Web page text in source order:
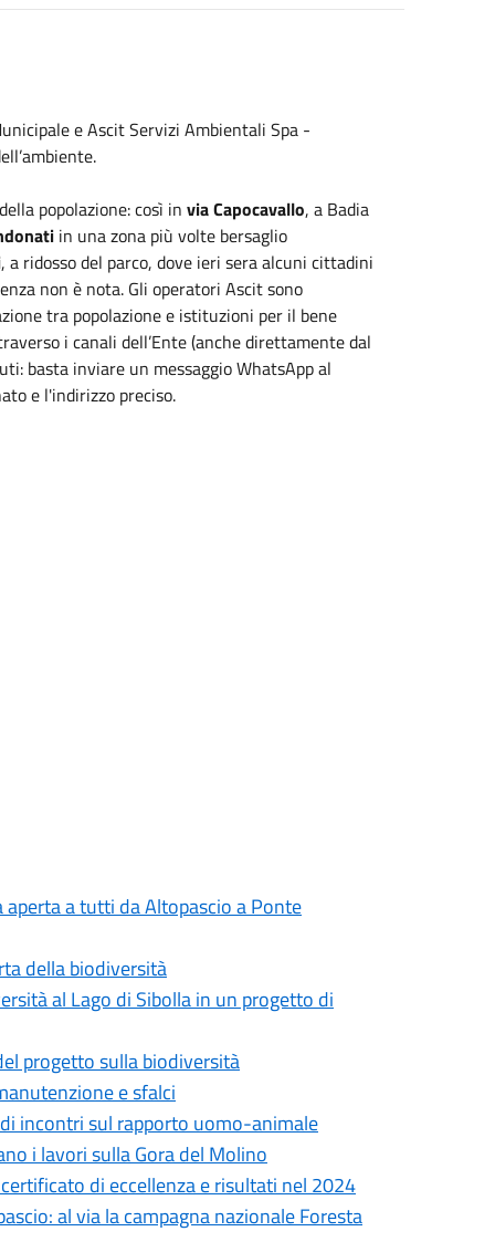
e Ascit Servizi Ambientali Spa -
popolazione: così in via Capocavallo, a Badia
in una zona più volte bersaglio
, a ridosso del parco, dove ieri sera alcuni cittadini
non è nota. Gli operatori Ascit sono
tra popolazione e istituzioni per il bene
i canali dell’Ente (anche direttamente dal
basta inviare un messaggio WhatsApp al
e l'indirizzo preciso.
aperta a tutti da Altopascio a Ponte
della biodiversità
al Lago di Sibolla in un progetto di
progetto sulla biodiversità
e sfalci
incontri sul rapporto uomo-animale
i lavori sulla Gora del Molino
di eccellenza e risultati nel 2024
al via la campagna nazionale Foresta